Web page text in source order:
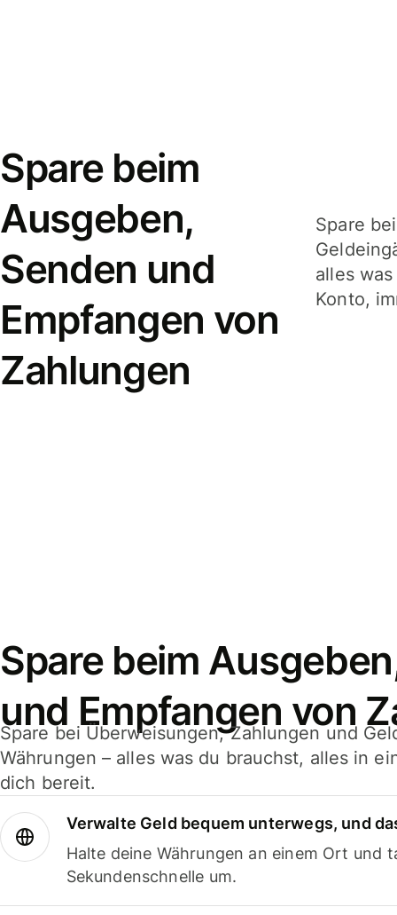
Spare beim
Ausgeben,
Senden und
Empfangen von
Zahlungen
Spare
alles
Konto,
Spare beim
und Empfangen von
Spare bei Überweisungen, Zahlungen und
Währungen – alles was du brauchst, alles in
dich bereit.
Verwalte Geld bequem unterwegs, und
Halte deine Währungen an einem Ort und
Sekundenschnelle um.